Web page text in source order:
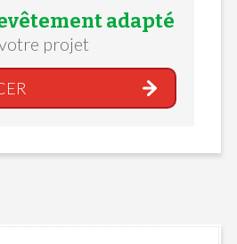
adapté
projet